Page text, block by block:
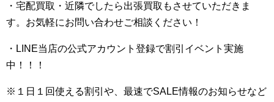
・宅配買取・近隣でしたら出張買取もさせていただきま
す。お気軽にお問い合わせご相談ください！
・LINE当店の公式アカウント登録で割引イベント実施
中！！！
※１日１回使える割引や、最速でSALE情報のお知らせなど